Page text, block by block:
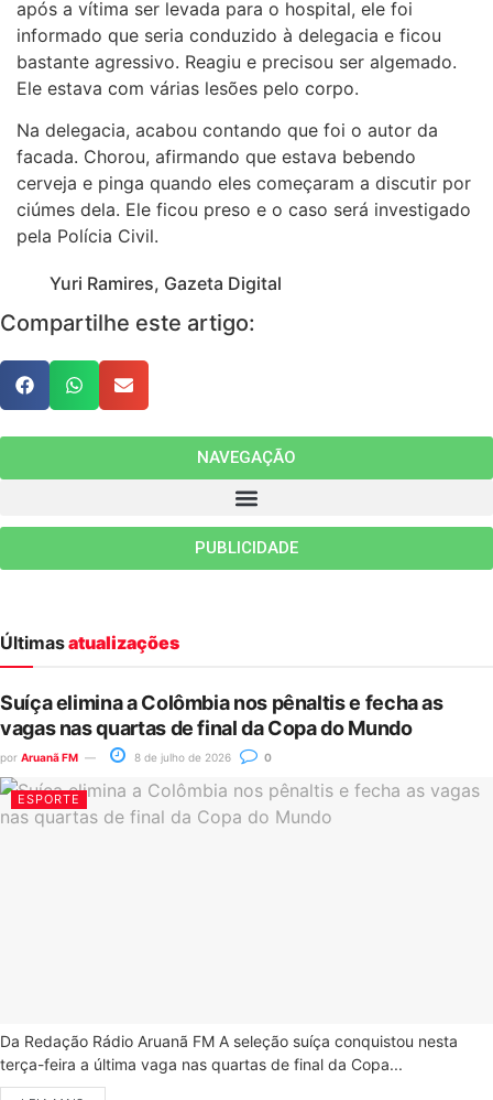
após a vítima ser levada para o hospital, ele foi
informado que seria conduzido à delegacia e ficou
bastante agressivo. Reagiu e precisou ser algemado.
Ele estava com várias lesões pelo corpo.
Na delegacia, acabou contando que foi o autor da
facada. Chorou, afirmando que estava bebendo
cerveja e pinga quando eles começaram a discutir por
ciúmes dela. Ele ficou preso e o caso será investigado
pela Polícia Civil.
Yuri Ramires, Gazeta Digital
Compartilhe este artigo:
NAVEGAÇÃO
PUBLICIDADE
Últimasatualizações
Suíça elimina a Colômbia nos pênaltis e fecha as
vagas nas quartas de final da Copa do Mundo
por Aruanã FM 8 de julho de 2026 0
ESPORTE
Da Redação Rádio Aruanã FM A seleção suíça conquistou nesta
terça-feira a última vaga nas quartas de final da Copa...